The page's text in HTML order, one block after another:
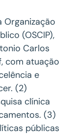
Organização
(OSCIP),
Carlos
com atuação
e
(2)
clínica
(3)
públicas